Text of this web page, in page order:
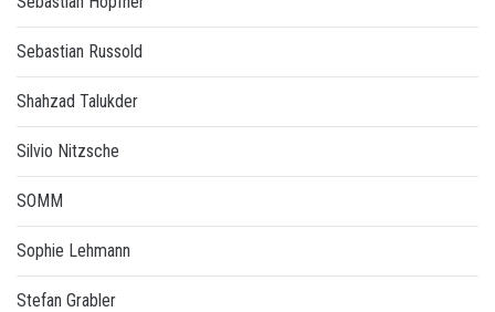
Sebastian Russold
Shahzad Talukder
Silvio Nitzsche
SOMM
Sophie Lehmann
Stefan Grabler